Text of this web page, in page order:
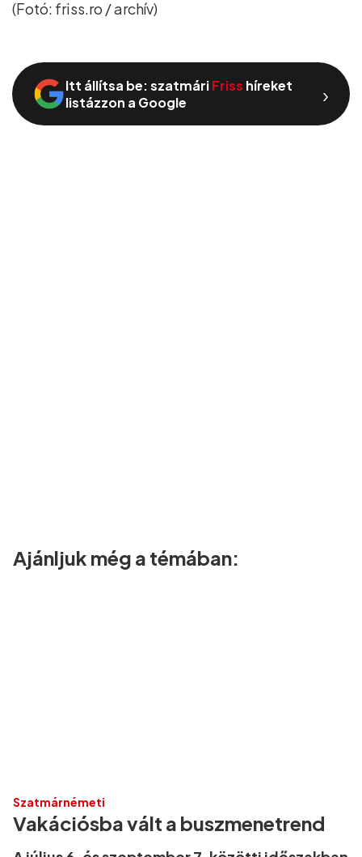
(Fotó: friss.ro / archív)
Itt állítsa be: szatmáriFriss híreket
listázzon a Google
›
Ajánljuk még a témában:
Szatmárnémeti
Vakációsba vált a buszmenetrend